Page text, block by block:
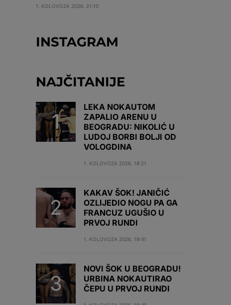
1. KOLOVOZA 2026. 21:10
INSTAGRAM
NAJČITANIJE
LEKA NOKAUTOM
ZAPALIO ARENU U
BEOGRADU: NIKOLIĆ U
LUDOJ BORBI BOLJI OD
VOLOGDINA
1. KOLOVOZA 2026. 18:21
KAKAV ŠOK! JANIČIĆ
OZLIJEDIO NOGU PA GA
FRANCUZ UGUŠIO U
PRVOJ RUNDI
1. KOLOVOZA 2026. 19:41
NOVI ŠOK U BEOGRADU!
URBINA NOKAUTIRAO
ČEPU U PRVOJ RUNDI